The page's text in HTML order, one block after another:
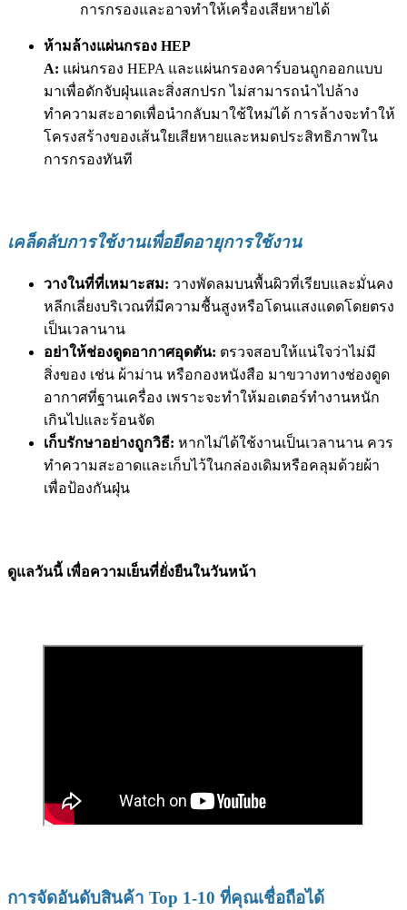
การกรองและอาจทำให้เครื่องเสียหายได้
ห้ามล้างแผ่นกรอง HEP
A: แผ่นกรอง HEPA และแผ่นกรองคาร์บอนถูกออกแบบ
มาเพื่อดักจับฝุ่นและสิ่งสกปรก ไม่สามารถนำไปล้าง
ทำความสะอาดเพื่อนำกลับมาใช้ใหม่ได้ การล้างจะทำให้
โครงสร้างของเส้นใยเสียหายและหมดประสิทธิภาพใน
การกรองทันที
เคล็ดลับการใช้งานเพื่อยืดอายุการใช้งาน
วางในที่ที่เหมาะสม: วางพัดลมบนพื้นผิวที่เรียบและมั่นคง
หลีกเลี่ยงบริเวณที่มีความชื้นสูงหรือโดนแสงแดดโดยตรง
เป็นเวลานาน
อย่าให้ช่องดูดอากาศอุดตัน: ตรวจสอบให้แน่ใจว่าไม่มี
สิ่งของ เช่น ผ้าม่าน หรือกองหนังสือ มาขวางทางช่องดูด
อากาศที่ฐานเครื่อง เพราะจะทำให้มอเตอร์ทำงานหนัก
เกินไปและร้อนจัด
เก็บรักษาอย่างถูกวิธี: หากไม่ได้ใช้งานเป็นเวลานาน ควร
ทำความสะอาดและเก็บไว้ในกล่องเดิมหรือคลุมด้วยผ้า
เพื่อป้องกันฝุ่น
ดูแลวันนี้ เพื่อความเย็นที่ยั่งยืนในวันหน้า
การจัดอันดับสินค้า Top 1-10 ที่คุณเชื่อถือได้